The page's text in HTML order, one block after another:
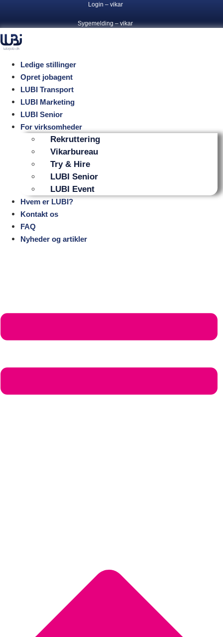
indhold
Login – vikar
Sygemelding – vikar
Ledige stillinger
Opret jobagent
LUBI Transport
LUBI Marketing
LUBI Senior
For virksomheder
Rekruttering
Vikarbureau
Try & Hire
LUBI Senior
LUBI Event
Hvem er LUBI?
Kontakt os
FAQ
Nyheder og artikler